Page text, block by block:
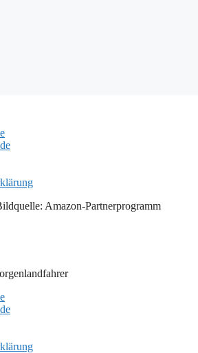
Amazon-Partnerprogramm